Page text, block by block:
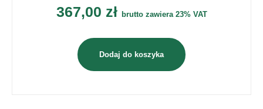
367,00 zł brutto zawiera 23% VAT
Dodaj do koszyka